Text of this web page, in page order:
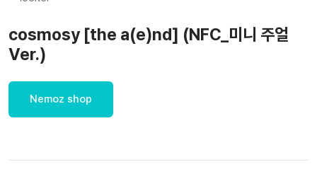
cosmosy [the a(e)nd] (NFC_미니 주얼
Ver.)
Nemoz shop